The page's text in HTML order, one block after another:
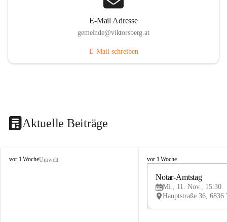
E-Mail Adresse
gemeinde@viktorsberg.at
E-Mail schreiben
Aktuelle Beiträge
V
vor 1 WocheUmwelt
V
vor 1 Woche
Notar-Amtstag
Mi., 11. Nov., 15:30